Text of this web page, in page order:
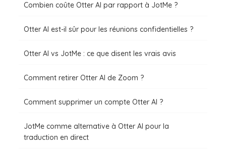
Combien coûte Otter AI par rapport à JotMe ?
Otter AI est-il sûr pour les réunions confidentielles ?
Otter AI vs JotMe : ce que disent les vrais avis
Comment retirer Otter AI de Zoom ?
Comment supprimer un compte Otter AI ?
JotMe comme alternative à Otter AI pour la
traduction en direct